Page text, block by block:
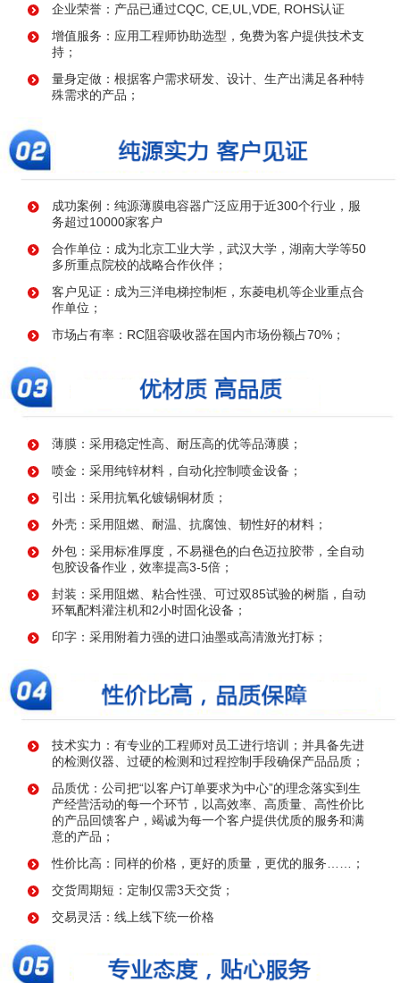
企业荣誉：产品已通过CQC, CE,UL,VDE, ROHS认证
增值服务：应用工程师协助选型，免费为客户提供技术支
持；
量身定做：根据客户需求研发、设计、生产出满足各种特
殊需求的产品；
成功案例：纯源薄膜电容器广泛应用于近300个行业，服
务超过10000家客户
合作单位：成为北京工业大学，武汉大学，湖南大学等50
多所重点院校的战略合作伙伴；
客户见证：成为三洋电梯控制柜，东菱电机等企业重点合
作单位；
市场占有率：RC阻容吸收器在国内市场份额占70%；
薄膜：采用稳定性高、耐压高的优等品薄膜；
喷金：采用纯锌材料，自动化控制喷金设备；
引出：采用抗氧化镀锡铜材质；
外壳：采用阻燃、耐温、抗腐蚀、韧性好的材料；
外包：采用标准厚度，不易褪色的白色迈拉胶带，全自动
包胶设备作业，效率提高3-5倍；
封装：采用阻燃、粘合性强、可过双85试验的树脂，自动
环氧配料灌注机和2小时固化设备；
印字：采用附着力强的进口油墨或高清激光打标；
技术实力：有专业的工程师对员工进行培训；并具备先进
的检测仪器、过硬的检测和过程控制手段确保产品品质；
品质优：公司把“以客户订单要求为中心”的理念落实到生
产经营活动的每一个环节，以高效率、高质量、高性价比
的产品回馈客户，竭诚为每一个客户提供优质的服务和满
意的产品；
性价比高：同样的价格，更好的质量，更优的服务……；
交货周期短：定制仅需3天交货；
交易灵活：线上线下统一价格